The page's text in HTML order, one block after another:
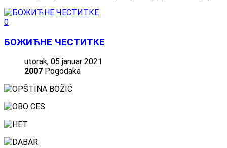
0
БОЖИЋНЕ ЧЕСТИТКЕ
utorak, 05 januar 2021
2007 Pogodaka